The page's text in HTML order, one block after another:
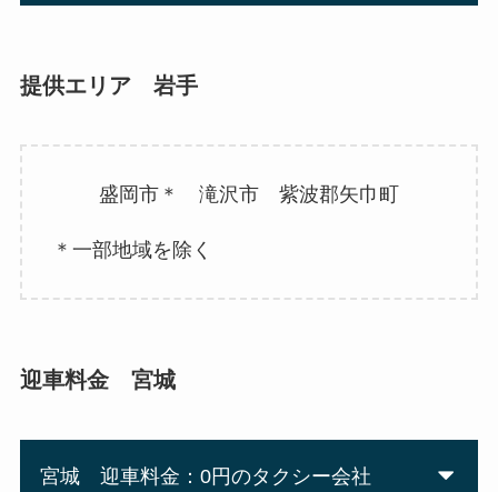
提供エリア 岩手
盛岡市＊ 滝沢市 紫波郡矢巾町
＊一部地域を除く
迎車料金 宮城
宮城 迎車料金：0円のタクシー会社